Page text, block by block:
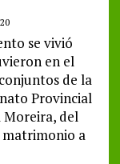
se vivió
en el
de la
Provincial
Moreira, del
matrimonio a